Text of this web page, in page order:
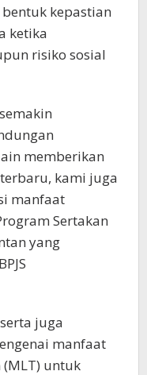
kepastian
ketika
risiko sosial
memberikan
kami juga
manfaat
Sertakan
yang
juga
manfaat
untuk